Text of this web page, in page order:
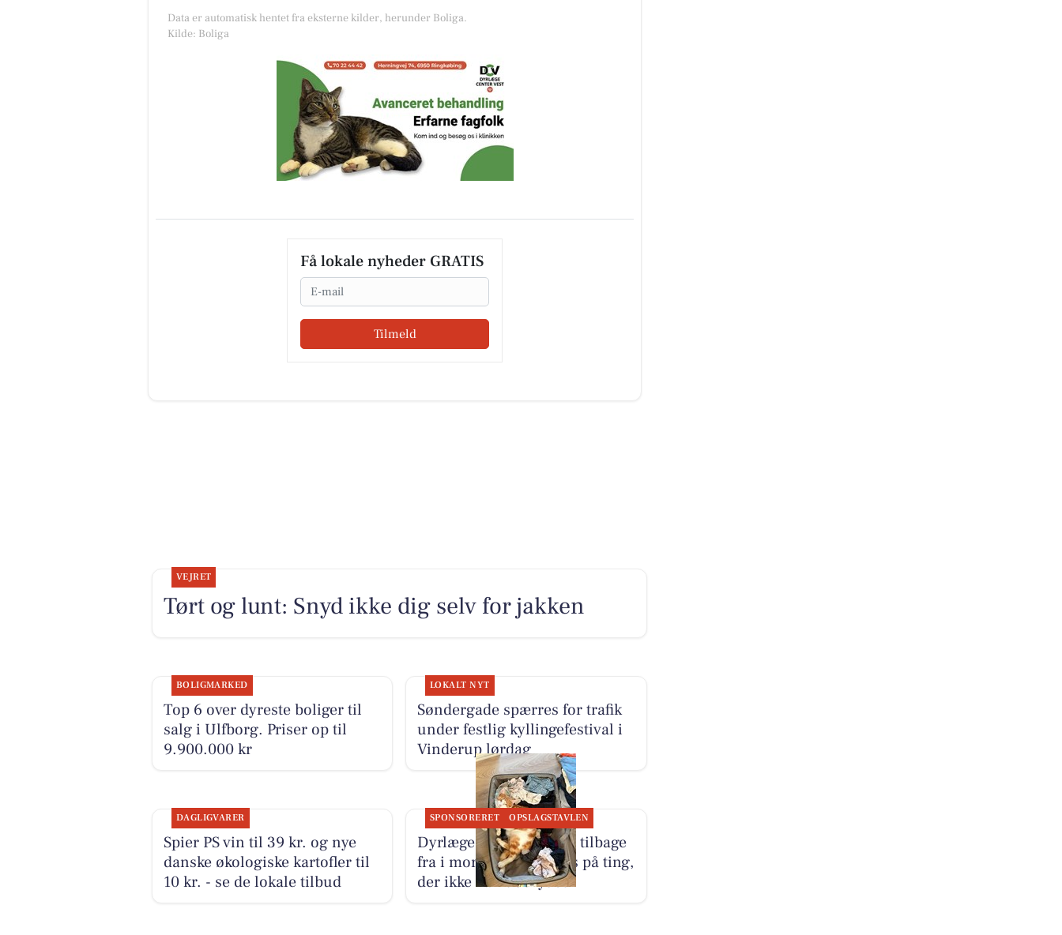
Data er automatisk hentet fra eksterne kilder, herunder Boliga.
Kilde: Boliga
Få lokale nyheder GRATIS
Email
Tilmeld
VEJRET
Tørt og lunt: Snyd ikke dig selv for jakken
BOLIGMARKED
Top 6 over dyreste boliger til
salg i Ulfborg. Priser op til
9.900.000 kr
LOKALT NYT
Søndergade spærres for trafik
under festlig kyllingefestival i
Vinderup lørdag
DAGLIGVARER
Spier PS vin til 39 kr. og nye
danske økologiske kartofler til
10 kr. - se de lokale tilbud
SPONSORERET OPSLAGSTAVLEN
Dyrlæge Center Vest er tilbage
fra i morgen med fokus på ting,
der ikke kan udskydes